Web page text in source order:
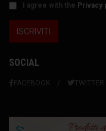
I agree with the Privacy
SOCIAL
FACEBOOK TWITTER